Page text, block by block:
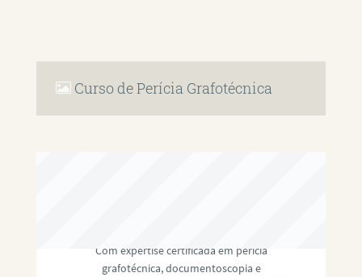
Curso de Perícia Grafotécnica
Com expertise certificada em perícia
grafotécnica, documentoscopia e